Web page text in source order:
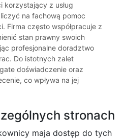
korzystający z usług
na fachową pomoc
Firma często współpracuje z
stan prawny swoich
profesjonalne doradztwo
Do istotnych zalet
doświadczenie oraz
co wpływa na jej
stronach
maja dostęp do tych